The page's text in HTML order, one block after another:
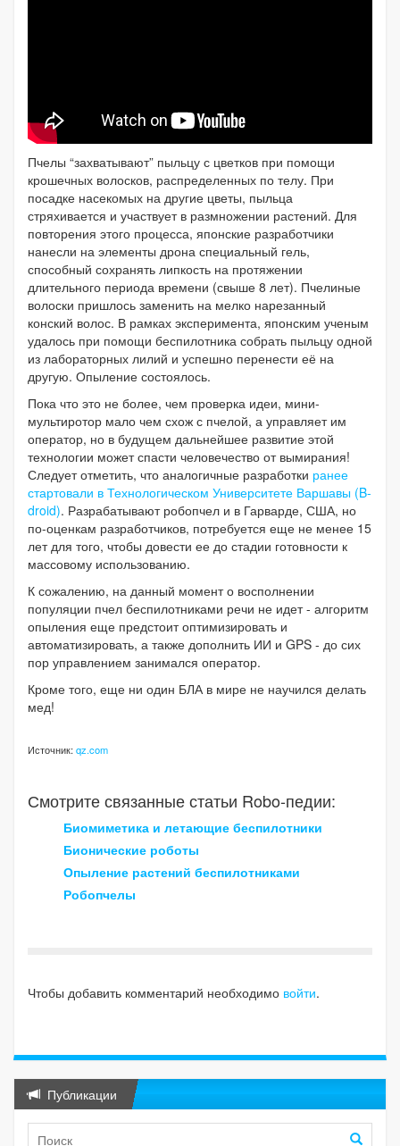
Пчелы “захватывают” пыльцу с цветков при помощи
крошечных волосков, распределенных по телу. При
посадке насекомых на другие цветы, пыльца
стряхивается и участвует в размножении растений. Для
повторения этого процесса, японские разработчики
нанесли на элементы дрона специальный гель,
способный сохранять липкость на протяжении
длительного периода времени (свыше 8 лет). Пчелиные
волоски пришлось заменить на мелко нарезанный
конский волос. В рамках эксперимента, японским ученым
удалось при помощи беспилотника собрать пыльцу одной
из лабораторных лилий и успешно перенести её на
другую. Опыление состоялось.
Пока что это не более, чем проверка идеи, мини-
мультиротор мало чем схож с пчелой, а управляет им
оператор, но в будущем дальнейшее развитие этой
технологии может спасти человечество от вымирания!
Следует отметить, что аналогичные разработки ранее
стартовали в Технологическом Университете Варшавы (B-
droid). Разрабатывают робопчел и в Гарварде, США, но
по-оценкам разработчиков, потребуется еще не менее 15
лет для того, чтобы довести ее до стадии готовности к
массовому использованию.
К сожалению, на данный момент о восполнении
популяции пчел беспилотниками речи не идет - алгоритм
опыления еще предстоит оптимизировать и
автоматизировать, а также дополнить ИИ и GPS - до сих
пор управлением занимался оператор.
Кроме того, еще ни один БЛА в мире не научился делать
мед!
Источник:qz.com
Смотрите связанные статьи Robo-педии:
Биомиметика и летающие беспилотники
Бионические роботы
Опыление растений беспилотниками
Робопчелы
Чтобы добавить комментарий необходимо войти.
Публикации